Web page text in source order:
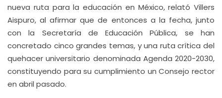
nueva ruta para la educación en México, relató Villers
Aispuro, al afirmar que de entonces a la fecha, junto
con la Secretaría de Educación Pública, se han
concretado cinco grandes temas, y una ruta crítica del
quehacer universitario denominada Agenda 2020-2030,
constituyendo para su cumplimiento un Consejo rector
en abril pasado.